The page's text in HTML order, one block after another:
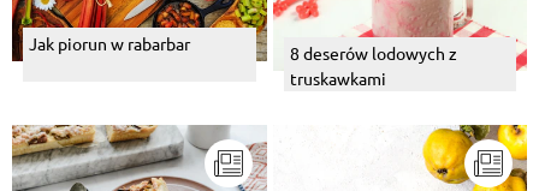
Jak piorun w rabarbar
8 deserów lodowych z
truskawkami